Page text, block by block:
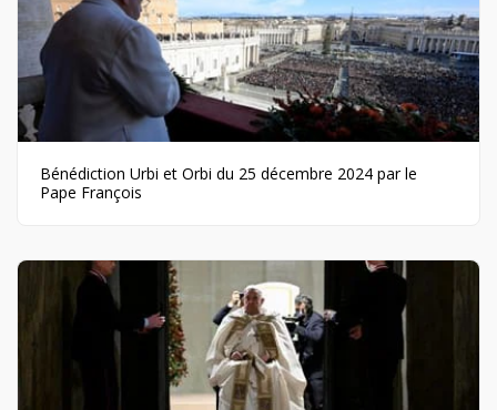
Bénédiction Urbi et Orbi du 25 décembre 2024 par le
Pape François